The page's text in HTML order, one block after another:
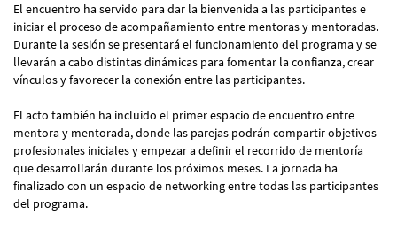
El encuentro ha servido para dar la bienvenida a las participantes e
iniciar el proceso de acompañamiento entre mentoras y mentoradas.
Durante la sesión se presentará el funcionamiento del programa y se
llevarán a cabo distintas dinámicas para fomentar la confianza, crear
vínculos y favorecer la conexión entre las participantes.
El acto también ha incluido el primer espacio de encuentro entre
mentora y mentorada, donde las parejas podrán compartir objetivos
profesionales iniciales y empezar a definir el recorrido de mentoría
que desarrollarán durante los próximos meses. La jornada ha
finalizado con un espacio de networking entre todas las participantes
del programa.